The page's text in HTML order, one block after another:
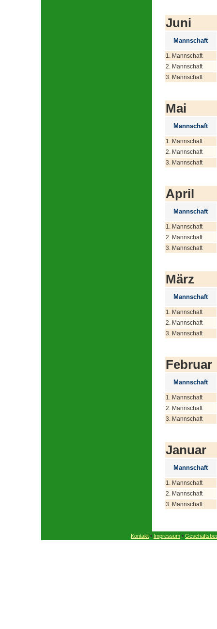
Juni
Mannschaft
1. Mannschaft
2. Mannschaft
3. Mannschaft
Mai
Mannschaft
1. Mannschaft
2. Mannschaft
3. Mannschaft
April
Mannschaft
1. Mannschaft
2. Mannschaft
3. Mannschaft
März
Mannschaft
1. Mannschaft
2. Mannschaft
3. Mannschaft
Februar
Mannschaft
1. Mannschaft
2. Mannschaft
3. Mannschaft
Januar
Mannschaft
1. Mannschaft
2. Mannschaft
3. Mannschaft
Kontakt • Impressum •